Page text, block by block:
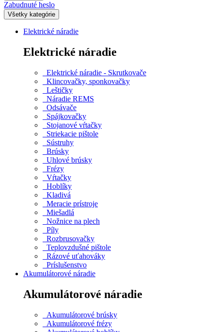
Zabudnuté heslo
Všetky kategórie
Elektrické náradie
Elektrické náradie
Elektrické náradie - Skrutkovače
Klincovačky, sponkovačky
Leštičky
Náradie REMS
Odsávače
Spájkovačky
Stojanové vŕtačky
Striekacie pištole
Sústruhy
Brúsky
Uhlové brúsky
Frézy
Vŕtačky
Hoblíky
Kladivá
Meracie prístroje
Miešadlá
Nožnice na plech
Píly
Rozbrusovačky
Teplovzdušné pištole
Rázové uťahováky
Príslušenstvo
Akumulátorové náradie
Akumulátorové náradie
Akumulátorové brúsky
Akumulátorové frézy